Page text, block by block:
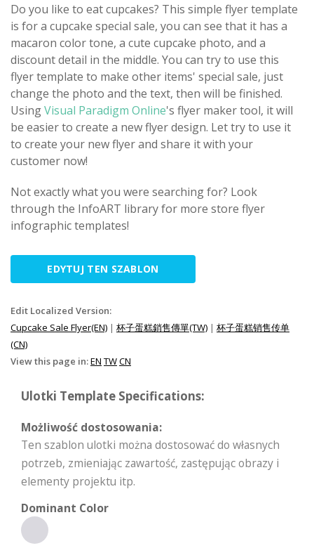
Do you like to eat cupcakes? This simple flyer template
is for a cupcake special sale, you can see that it has a
macaron color tone, a cute cupcake photo, and a
discount detail in the middle. You can try to use this
flyer template to make other items' special sale, just
change the photo and the text, then will be finished.
UsingVisual Paradigm Online's flyer maker tool, it will
be easier to create a new flyer design. Let try to use it
to create your new flyer and share it with your
customer now!
Not exactly what you were searching for? Look
through the InfoART library for more store flyer
infographic templates!
EDYTUJ TEN SZABLON
Edit Localized Version:
Cupcake Sale Flyer(EN) | 杯子蛋糕銷售傳單(TW) | 杯子蛋糕销售传单
(CN)
View this page in:EN TWCN
Ulotki Template Specifications:
Możliwość dostosowania:
Ten szablon ulotki można dostosować do własnych
potrzeb, zmieniając zawartość, zastępując obrazy i
elementy projektu itp.
Dominant Color